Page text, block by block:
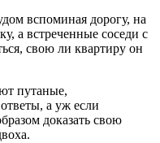
вспоминая дорогу, на
а встреченные соседи с
свою ли квартиру он
путаные,
а уж если
доказать свою